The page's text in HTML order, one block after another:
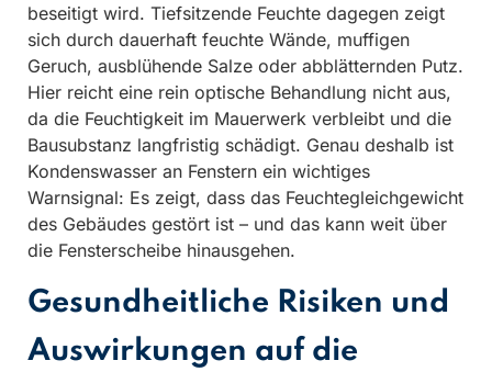
beseitigt wird. Tiefsitzende Feuchte dagegen zeigt
sich durch dauerhaft feuchte Wände, muffigen
Geruch, ausblühende Salze oder abblätternden Putz.
Hier reicht eine rein optische Behandlung nicht aus,
da die Feuchtigkeit im Mauerwerk verbleibt und die
Bausubstanz langfristig schädigt. Genau deshalb ist
Kondenswasser an Fenstern ein wichtiges
Warnsignal: Es zeigt, dass das Feuchtegleichgewicht
des Gebäudes gestört ist – und das kann weit über
die Fensterscheibe hinausgehen.
Gesundheitliche Risiken und
Auswirkungen auf die